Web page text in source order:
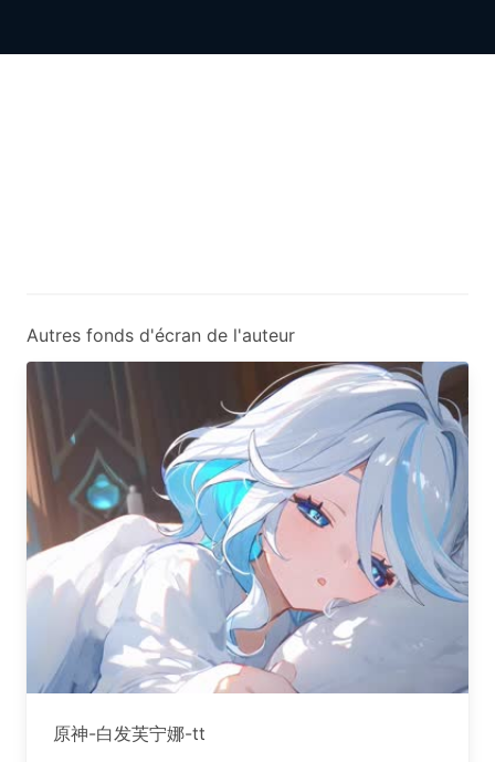
Autres fonds d'écran de l'auteur
原神-白发芙宁娜-tt